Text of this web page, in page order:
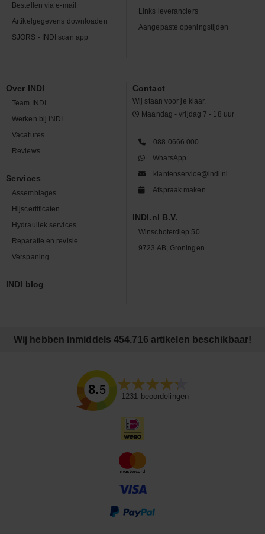
Bestellen via e-mail
Artikelgegevens downloaden
SJORS - INDI scan app
Links leveranciers
Aangepaste openingstijden
Over INDI
Team INDI
Werken bij INDI
Vacatures
Reviews
Services
Assemblages
Hijscertificaten
Hydrauliek services
Reparatie en revisie
Verspaning
INDI blog
Contact
Wij staan voor je klaar.
Maandag - vrijdag 7 - 18 uur
088 0666 000
WhatsApp
klantenservice@indi.nl
Afspraak maken
INDI.nl B.V.
Winschoterdiep 50
9723 AB, Groningen
Wij hebben inmiddels 454.716 artikelen beschikbaar!
8.5
1231 beoordelingen